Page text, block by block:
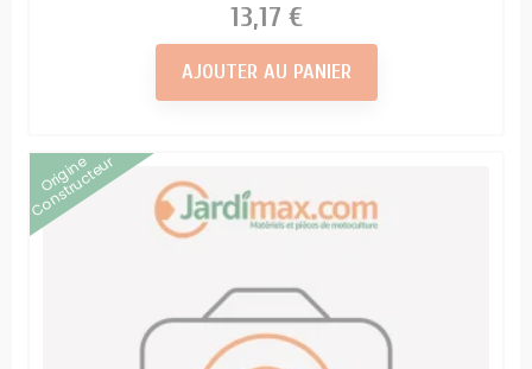
Prix
13,17 €
AJOUTER AU PANIER
Origine
Constructeur